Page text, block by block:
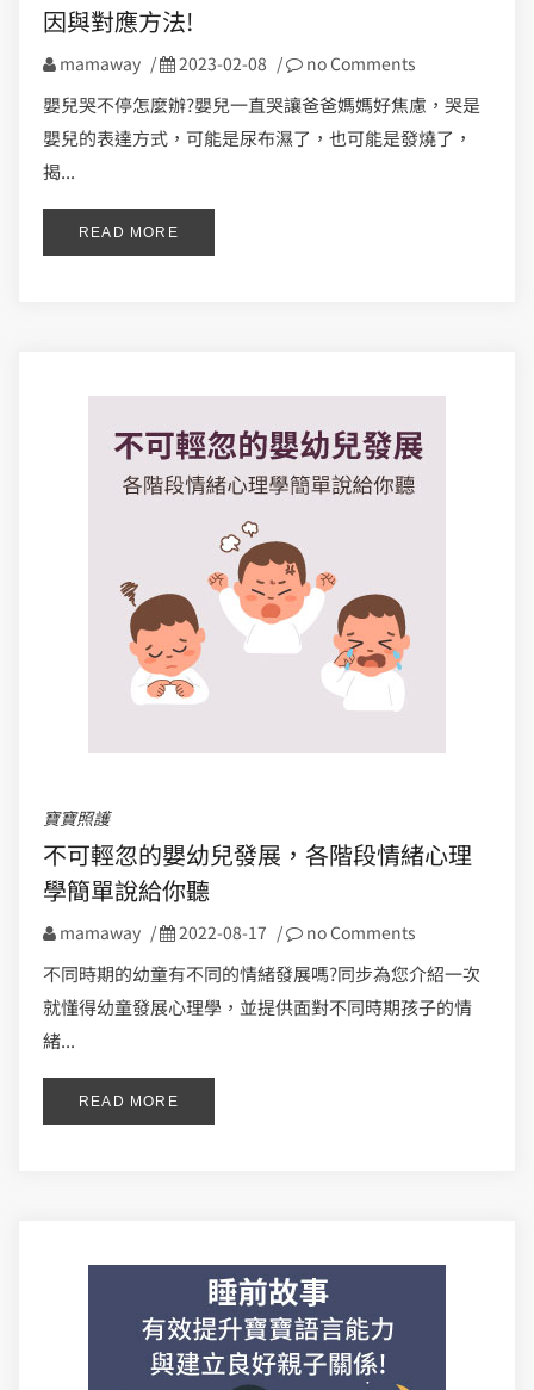
因與對應方法!
mamaway / 2023-02-08 / no Comments
嬰兒哭不停怎麼辦?嬰兒一直哭讓爸爸媽媽好焦慮，哭是
嬰兒的表達方式，可能是尿布濕了，也可能是發燒了，
揭...
READ MORE
寶寶照護
不可輕忽的嬰幼兒發展，各階段情緒心理
學簡單說給你聽
mamaway / 2022-08-17 / no Comments
不同時期的幼童有不同的情緒發展嗎?同步為您介紹一次
就懂得幼童發展心理學，並提供面對不同時期孩子的情
緒...
READ MORE